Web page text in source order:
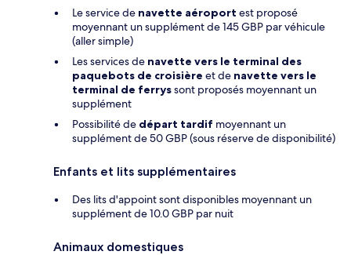
Le service de navette aéroport est proposé
moyennant un supplément de 145 GBP par véhicule
(aller simple)
Les services de navette vers le terminal des
paquebots de croisière et de navette vers le
terminal de ferryssont proposés moyennant un
supplément
Possibilité de départ tardif moyennant un
supplément de 50 GBP (sous réserve de disponibilité)
Enfants et lits supplémentaires
Des lits d'appoint sont disponibles moyennant un
supplément de 10.0 GBP par nuit
Animaux domestiques